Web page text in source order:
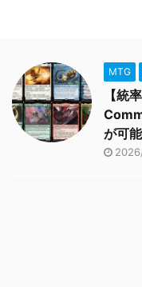
MTG
【統
が可